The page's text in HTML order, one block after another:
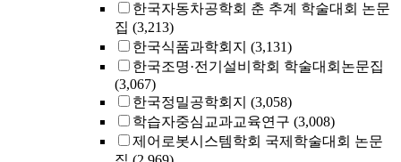
한국자동차공학회 춘 추계 학술대회 논문
집 (3,213)
한국식품과학회지 (3,131)
한국조명·전기설비학회 학술대회논문집
(3,067)
한국정밀공학회지 (3,058)
학습자중심교과교육연구 (3,008)
제어로봇시스템학회 국제학술대회 논문